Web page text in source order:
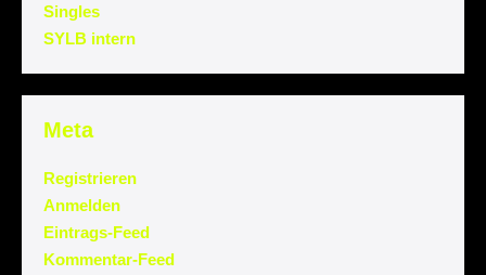
Singles
SYLB intern
Meta
Registrieren
Anmelden
Eintrags-Feed
Kommentar-Feed